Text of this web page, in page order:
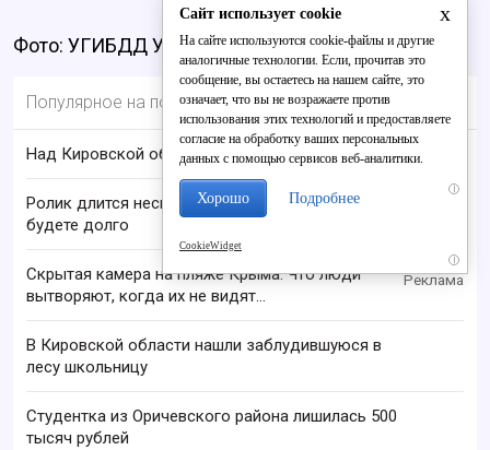
Фото: УГИБДД УМВД по Кировской области
Популярное на портале
Над Кировской областью сбили БПЛА
i
Ролик длится несколько секунд, а смеяться вы
будете долго
i
Скрытая камера на пляже Крыма: Что люди
вытворяют, когда их не видят...
В Кировской области нашли заблудившуюся в
лесу школьницу
Студентка из Оричевского района лишилась 500
тысяч рублей
x
Сайт использует cookie
На сайте используются cookie-файлы и другие
аналогичные технологии. Если, прочитав это
сообщение, вы остаетесь на нашем сайте, это
означает, что вы не возражаете против
использования этих технологий и предоставляете
согласие на обработку ваших персональных
данных с помощью сервисов веб-аналитики.
Хорошо Подробнее
CookieWidget